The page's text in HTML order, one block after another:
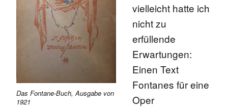
Das Fontane-Buch, Ausgabe von
1921
vielleicht hatte ich
nicht zu
erfüllende
Erwartungen:
Einen Text
Fontanes für eine
Oper